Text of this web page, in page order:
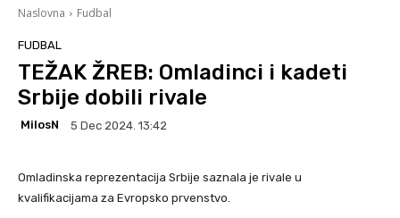
Naslovna Fudbal
FUDBAL
TEŽAK ŽREB: Omladinci i kadeti
Srbije dobili rivale
MilosN 5 Dec 2024. 13:42
Omladinska reprezentacija Srbije saznala je rivale u
kvalifikacijama za Evropsko prvenstvo.